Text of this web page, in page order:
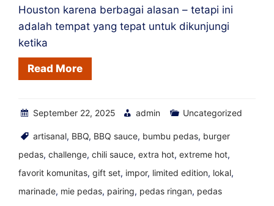
Houston karena berbagai alasan – tetapi ini
adalah tempat yang tepat untuk dikunjungi
ketika
Read More
September 22, 2025 admin Uncategorized
artisanal, BBQ, BBQ sauce, bumbu pedas, burger
pedas, challenge, chili sauce, extra hot, extreme hot,
favorit komunitas, gift set, impor, limited edition, lokal,
marinade, mie pedas, pairing, pedas ringan, pedas